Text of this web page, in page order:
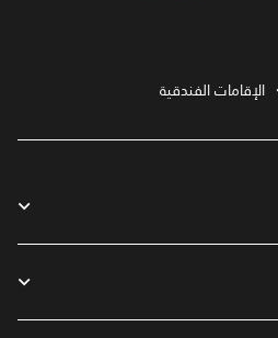
الإقامات الفندقية